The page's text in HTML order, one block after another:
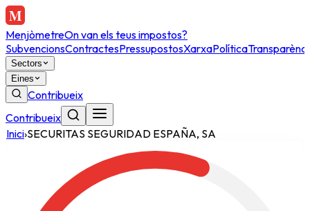
MenjòmetreOn van els teus impostos?
SubvencionsContractesPressupostosXarxaPolítica
Sectors
Eines
Contribueix
Contribueix
Inici›SECURITAS SEGURIDAD ESPAÑA, SA